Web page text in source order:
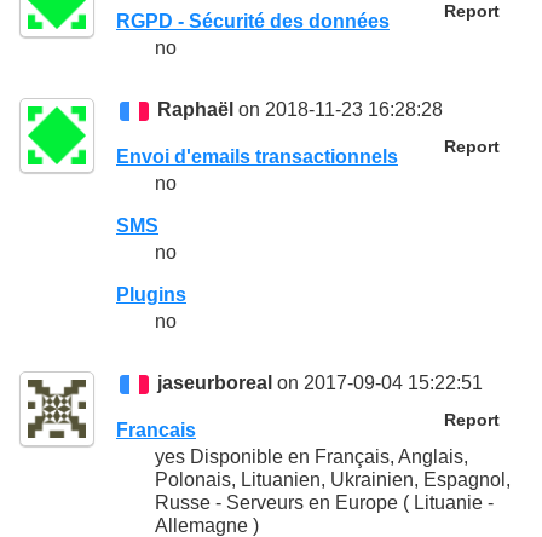
Report
RGPD - Sécurité des données
no
Raphaël on 2018-11-23 16:28:28
Report
Envoi d'emails transactionnels
no
SMS
no
Plugins
no
jaseurboreal on 2017-09-04 15:22:51
Report
Francais
yes Disponible en Français, Anglais,
Polonais, Lituanien, Ukrainien, Espagnol,
Russe - Serveurs en Europe ( Lituanie -
Allemagne )